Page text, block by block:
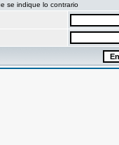
se indique lo contrario